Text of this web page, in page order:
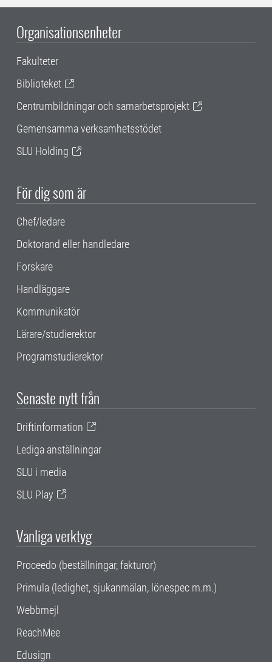
Organisationsenheter
Fakulteter
Biblioteket
Centrumbildningar och samarbetsprojekt
Gemensamma verksamhetsstödet
SLU Holding
För dig som är
Chef/ledare
Doktorand eller handledare
Forskare
Handläggare
Kommunikatör
Lärare/studierektor
Programstudierektor
Senaste nytt från
Driftinformation
Lediga anställningar
SLU i media
SLU Play
Vanliga verktyg
Proceedo (beställningar, fakturor)
Primula (ledighet, sjukanmälan, lönespec m.m.)
Webbmejl
ReachMee
Edusign